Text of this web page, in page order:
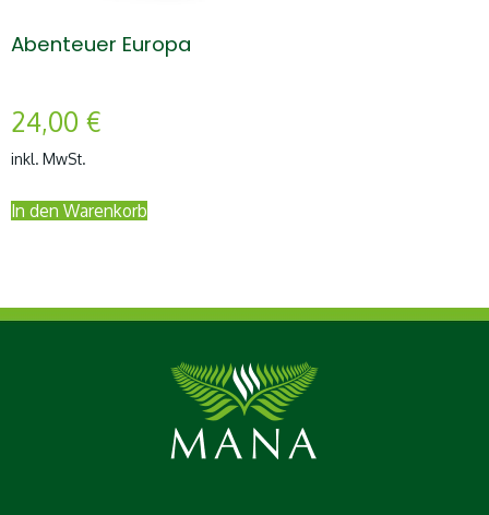
Abenteuer Europa
24,00 €
inkl. MwSt.
In den Warenkorb